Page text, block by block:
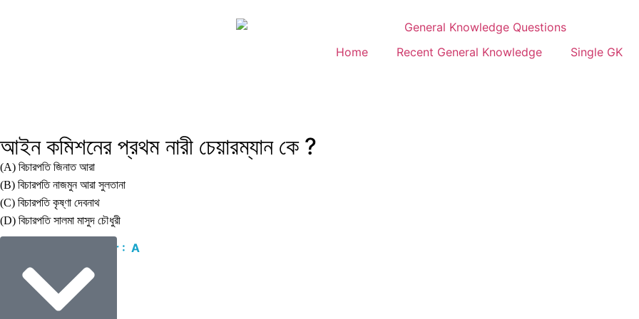
Home Recent General Knowledge Single GK
আইন কমিশনের প্রথম নারী চেয়ারম্যান কে ?
(A) বিচারপতি জিনাত আরা
(B) বিচারপতি নাজমুন আরা সুলতানা
(C) বিচারপতি কৃষ্ণা দেবনাথ
(D) বিচারপতি সালমা মাসুদ চৌধুরী
Correct Answer : A